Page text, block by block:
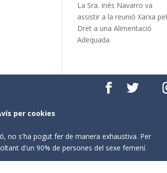
La Sra. Inés Navarro va
assistir a la reunió Xarxa pel
Dret a una Alimentació
Adequada
per cookies
no s'ha pogut fer de manera exhaustiva. Per
d'un 90% de persones del sexe femení.